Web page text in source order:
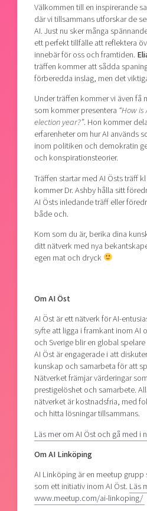
Välkommen till en inspirerande
där vi tillsammans utforskar de
AI. Just nu sker många
ett perfekt tillfälle att reflektera
innebär för oss och framtiden.
träffen kommer att sådda
förberedda inslag, men det
Under träffen kommer vi även få
som kommer presentera “How
election year?”. Hon kommer
erfarenheter om hur AI används
inom politiken och demokratin
och konspirationsteorier.
Träffen startar med AI Östs träff
kommer Dr. Ashby hålla sitt
AI Östs inledande träff eller
både och.
Kom som du är, berika dina
ditt nätverk med nya
egen mat och dryck
Om AI Öst
AI Öst är ett nätverk för AI-
syfte att ligga i framkant inom AI
och Sverige blir en global
AI Öst är engagerade i att
kunskap och samarbeta för att
Nätverket främjar värderingar
prestigelöshet och samarbete.
nätverket är kostnadsfria, med
och hitta lösningar tillsammans.
Läs mer om AI Öst och gå med i
OmAI Linköping
AI Linköping är en meetup grupp
som ett initiativ inom AI Öst. Läs
www.meetup.com/ai-linkoping/